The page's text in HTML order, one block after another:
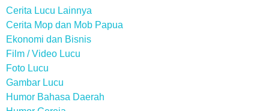
Cerita Lucu Lainnya
Cerita Mop dan Mob Papua
Ekonomi dan Bisnis
Film / Video Lucu
Foto Lucu
Gambar Lucu
Humor Bahasa Daerah